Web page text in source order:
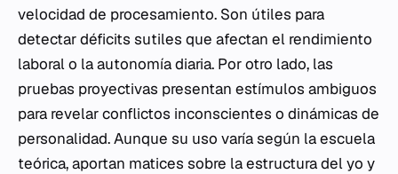
velocidad de procesamiento. Son útiles para
detectar déficits sutiles que afectan el rendimiento
laboral o la autonomía diaria. Por otro lado, las
pruebas proyectivas presentan estímulos ambiguos
para revelar conflictos inconscientes o dinámicas de
personalidad. Aunque su uso varía según la escuela
teórica, aportan matices sobre la estructura del yo y